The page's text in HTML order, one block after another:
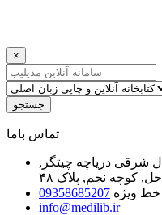
×
جستجو
ﺗﻤﺎﺱ ﺑﺎﻣﺎ
شرقی دریاچه چیتگر,
کوچه نجم, پلاک ۴۸
خط ویژه 09358685207
info@medilib.ir